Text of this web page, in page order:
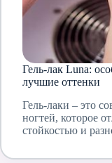
Гель-лак Luna:
лучшие оттенки
Гель-лаки – это
ногтей, которое
стойкостью и